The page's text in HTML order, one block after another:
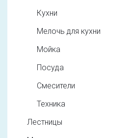
Кухни
Мелочь для кухни
Мойка
Посуда
Смесители
Техника
Лестницы